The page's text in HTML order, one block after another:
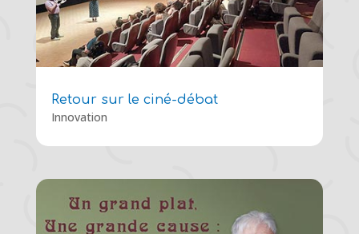
Retour sur le ciné-débat
Innovation